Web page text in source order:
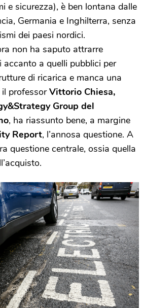
e sicurezza), è ben lontana dalle
Germania e Inghilterra, senza
dei paesi nordici.
non ha saputo attrarre
a quelli pubblici per
di ricarica e manca una
professorVittorio Chiesa,
Group del
, ha riassunto bene, a margine
Report, l’annosa questione. A
questione centrale, ossia quella